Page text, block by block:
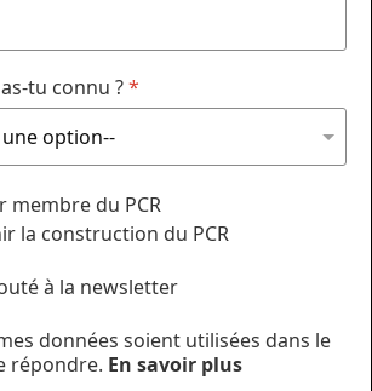
tu connu ?*
membre du PCR
la construction du PCR
à la newsletter
données soient utilisées dans le
répondre. En savoir plus